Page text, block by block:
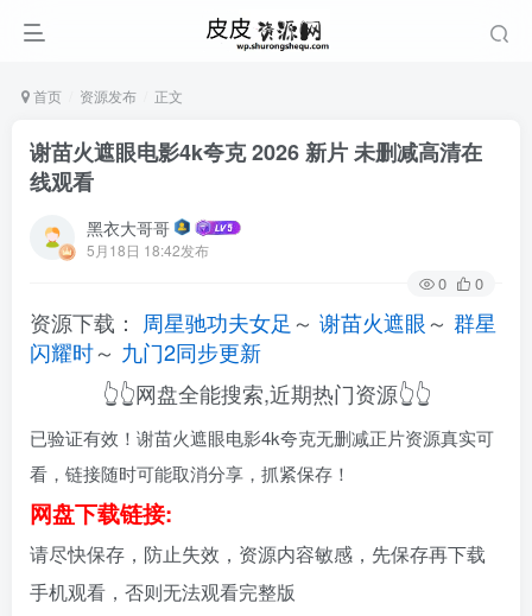
首页 资源发布 正文
谢苗火遮眼电影4k夸克 2026 新片 未删减高清在
线观看
黑衣大哥哥
5月18日 18:42发布
0 0
资源下载： 周星驰功夫女足 ～ 谢苗火遮眼～ 群星
闪耀时～ 九门2同步更新
👆👆网盘全能搜索,近期热门资源👆👆
已验证有效！谢苗火遮眼电影4k夸克无删减正片资源真实可
看，链接随时可能取消分享，抓紧保存！
网盘下载链接:
请尽快保存，防止失效，资源内容敏感，先保存再下载
手机观看，否则无法观看完整版